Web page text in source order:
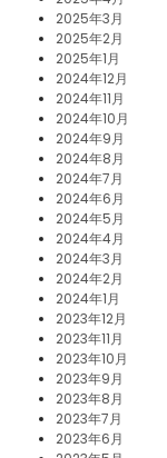
2025年3月
2025年2月
2025年1月
2024年12月
2024年11月
2024年10月
2024年9月
2024年8月
2024年7月
2024年6月
2024年5月
2024年4月
2024年3月
2024年2月
2024年1月
2023年12月
2023年11月
2023年10月
2023年9月
2023年8月
2023年7月
2023年6月